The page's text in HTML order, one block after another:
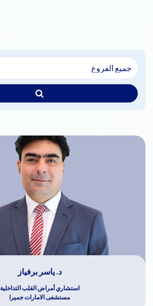
د. ياسر برفياز
استشاري أمراض القلب التداخلية
مستشفى الامارات جميرا